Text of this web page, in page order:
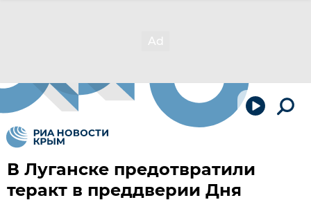
В Луганске предотвратили
теракт в преддверии Дня